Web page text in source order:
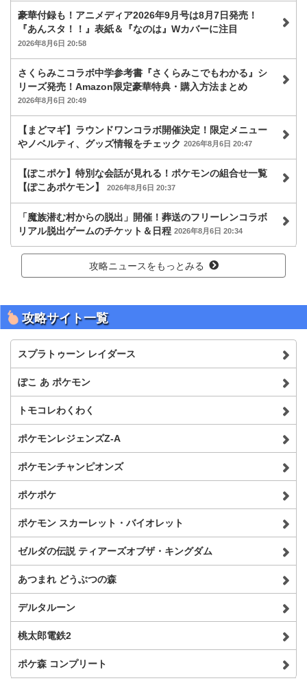
豪華付録も！アニメディア2026年9月号は8月7日発売！
『あんスタ！！』表紙＆『なのは』Wカバーに注目
2026年8月6日 20:58
さくらみこコラボ中学参考書『さくらみこでもわかる』シ
リーズ発売！Amazon限定豪華特典・購入方法まとめ
2026年8月6日 20:49
【まどマギ】ラウンドワンコラボ開催決定！限定メニュー
やノベルティ、グッズ情報をチェック 2026年8月6日 20:47
【ぽこポケ】特別な会話が見れる！ポケモンの組合せ一覧
【ぽこあポケモン】
2026年8月6日 20:37
「魔族潜む村からの脱出」開催！葬送のフリーレンコラボ
リアル脱出ゲームのチケット＆日程 2026年8月6日 20:34
攻略ニュースをもっとみる
攻略サイト一覧
スプラトゥーン レイダース
ぽこ あ ポケモン
トモコレわくわく
ポケモンレジェンズZ-A
ポケモンチャンピオンズ
ポケポケ
ポケモン スカーレット・バイオレット
ゼルダの伝説 ティアーズオブザ・キングダム
あつまれ どうぶつの森
デルタルーン
桃太郎電鉄2
ポケ森 コンプリート